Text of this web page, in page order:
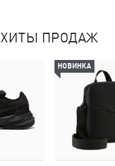
ХИТЫ ПРОДАЖ
НОВИНКА